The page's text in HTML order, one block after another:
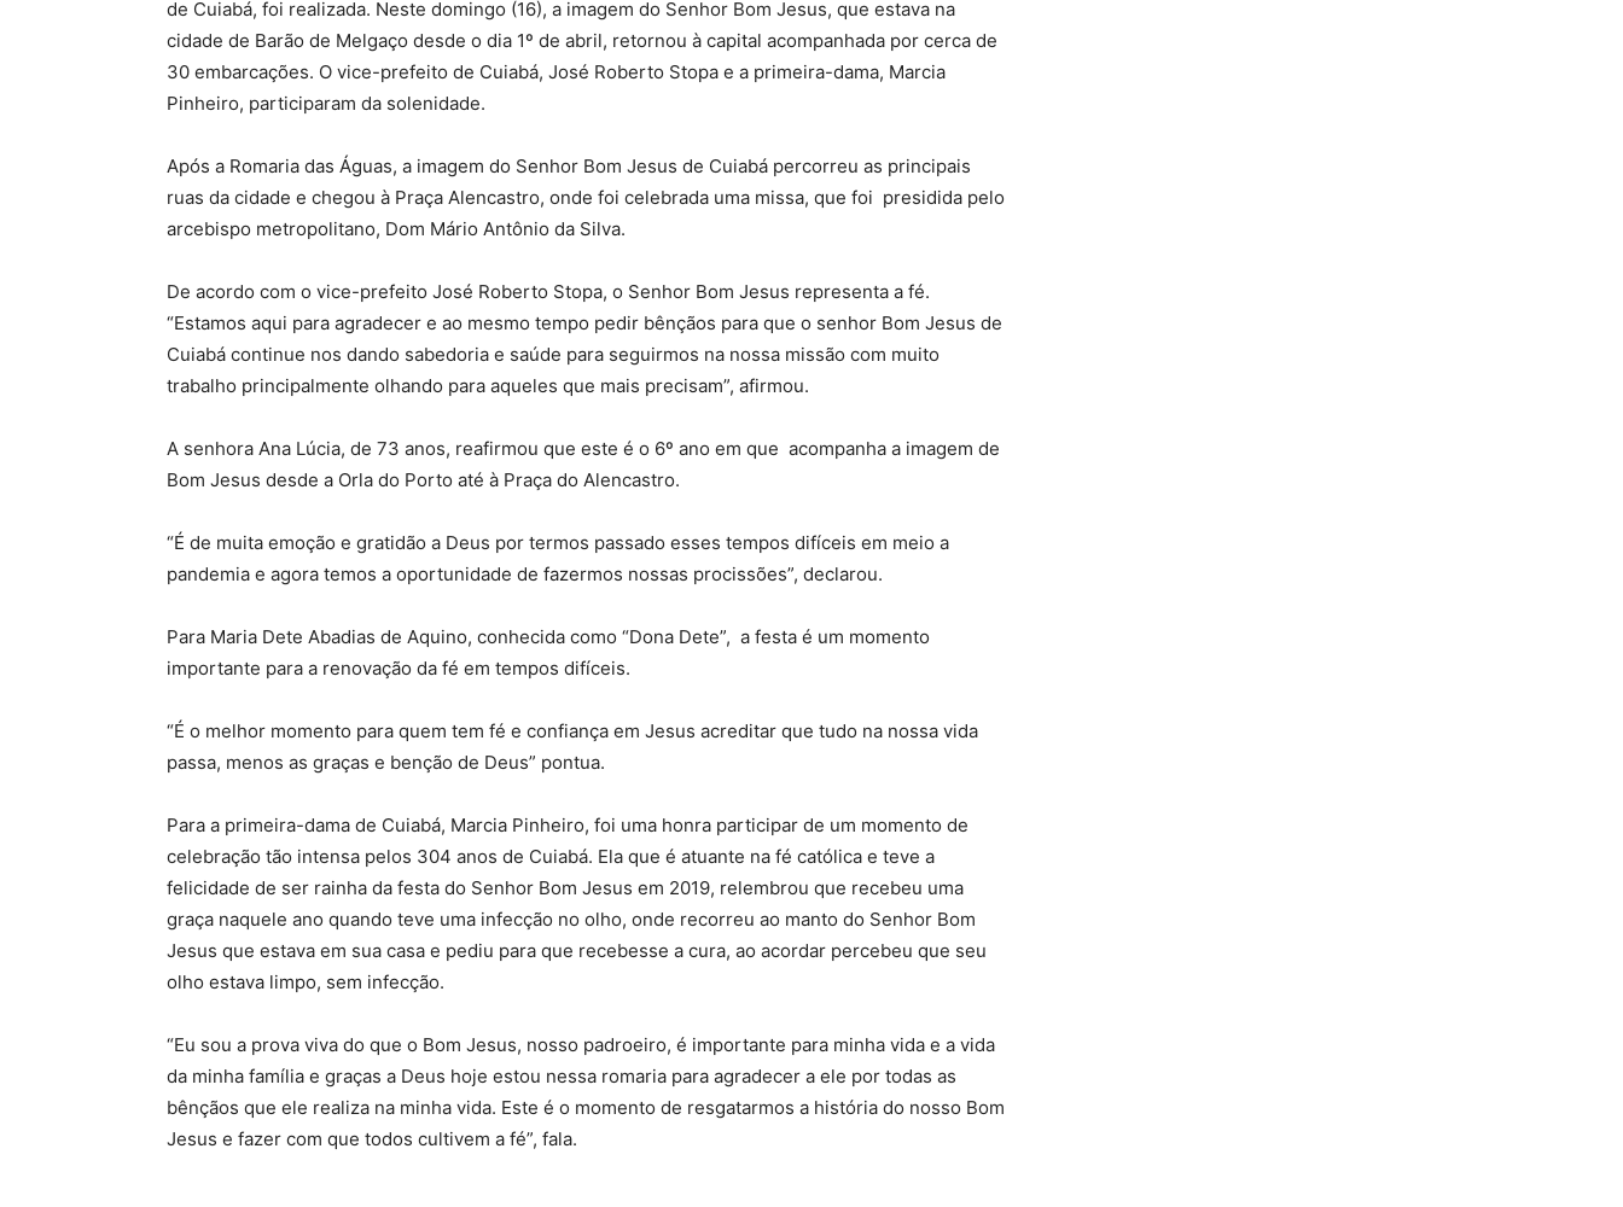
de Cuiabá, foi realizada. Neste domingo (16), a imagem do Senhor Bom Jesus, que estava na
cidade de Barão de Melgaço desde o dia 1º de abril, retornou à capital acompanhada por cerca de
30 embarcações. O vice-prefeito de Cuiabá, José Roberto Stopa e a primeira-dama, Marcia
Pinheiro, participaram da solenidade.
Após a Romaria das Águas, a imagem do Senhor Bom Jesus de Cuiabá percorreu as principais
ruas da cidade e chegou à Praça Alencastro, onde foi celebrada uma missa, que foi presidida pelo
arcebispo metropolitano, Dom Mário Antônio da Silva.
De acordo com o vice-prefeito José Roberto Stopa, o Senhor Bom Jesus representa a fé.
“Estamos aqui para agradecer e ao mesmo tempo pedir bênçãos para que o senhor Bom Jesus de
Cuiabá continue nos dando sabedoria e saúde para seguirmos na nossa missão com muito
trabalho principalmente olhando para aqueles que mais precisam”, afirmou.
A senhora Ana Lúcia, de 73 anos, reafirmou que este é o 6º ano em que acompanha a imagem de
Bom Jesus desde a Orla do Porto até à Praça do Alencastro.
“É de muita emoção e gratidão a Deus por termos passado esses tempos difíceis em meio a
pandemia e agora temos a oportunidade de fazermos nossas procissões”, declarou.
Para Maria Dete Abadias de Aquino, conhecida como “Dona Dete”, a festa é um momento
importante para a renovação da fé em tempos difíceis.
“É o melhor momento para quem tem fé e confiança em Jesus acreditar que tudo na nossa vida
passa, menos as graças e benção de Deus” pontua.
Para a primeira-dama de Cuiabá, Marcia Pinheiro, foi uma honra participar de um momento de
celebração tão intensa pelos 304 anos de Cuiabá. Ela que é atuante na fé católica e teve a
felicidade de ser rainha da festa do Senhor Bom Jesus em 2019, relembrou que recebeu uma
graça naquele ano quando teve uma infecção no olho, onde recorreu ao manto do Senhor Bom
Jesus que estava em sua casa e pediu para que recebesse a cura, ao acordar percebeu que seu
olho estava limpo, sem infecção.
“Eu sou a prova viva do que o Bom Jesus, nosso padroeiro, é importante para minha vida e a vida
da minha família e graças a Deus hoje estou nessa romaria para agradecer a ele por todas as
bênçãos que ele realiza na minha vida. Este é o momento de resgatarmos a história do nosso Bom
Jesus e fazer com que todos cultivem a fé”, fala.